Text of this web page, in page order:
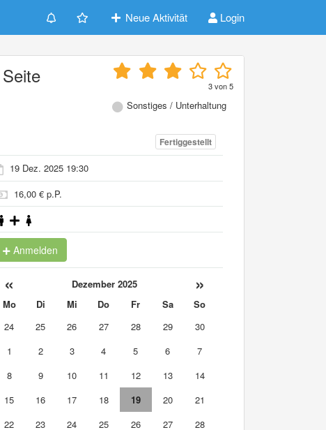
Neue Aktivität Login
3von5
Sonstiges / Unterhaltung
Fertiggestellt
19 Dez. 2025 19:30
16,00 € p.P.
Anmelden
« Dezember 2025 »
Mo Di Mi Do Fr Sa
So
24
25 26 27 28 29
30
1
2 3 4 5 6
7
8
9 10 11 12 13
14
15
16 17 18 19 20
21
22
23 24 25 26 27
28